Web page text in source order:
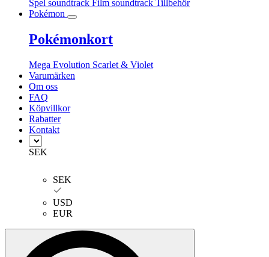
Spel soundtrack Film soundtrack Tillbehör
Pokémon
Pokémonkort
Mega Evolution Scarlet & Violet
Varumärken
Om oss
FAQ
Köpvillkor
Rabatter
Kontakt
SEK
SEK
USD
EUR